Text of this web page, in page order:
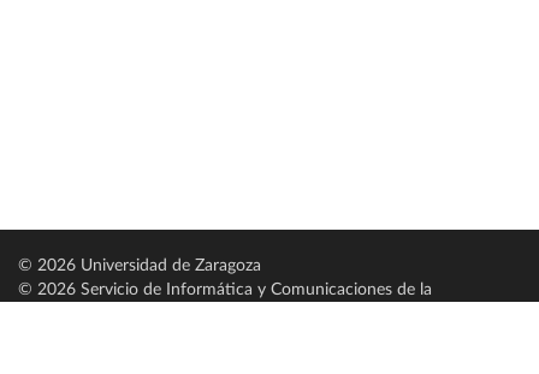
© 2026 Universidad de Zaragoza
© 2026 Servicio de Informática y Comunicaciones de la